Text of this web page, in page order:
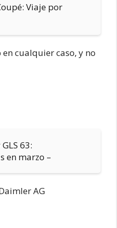
Viaje por
cualquier caso, y no
63:
en marzo –
AG